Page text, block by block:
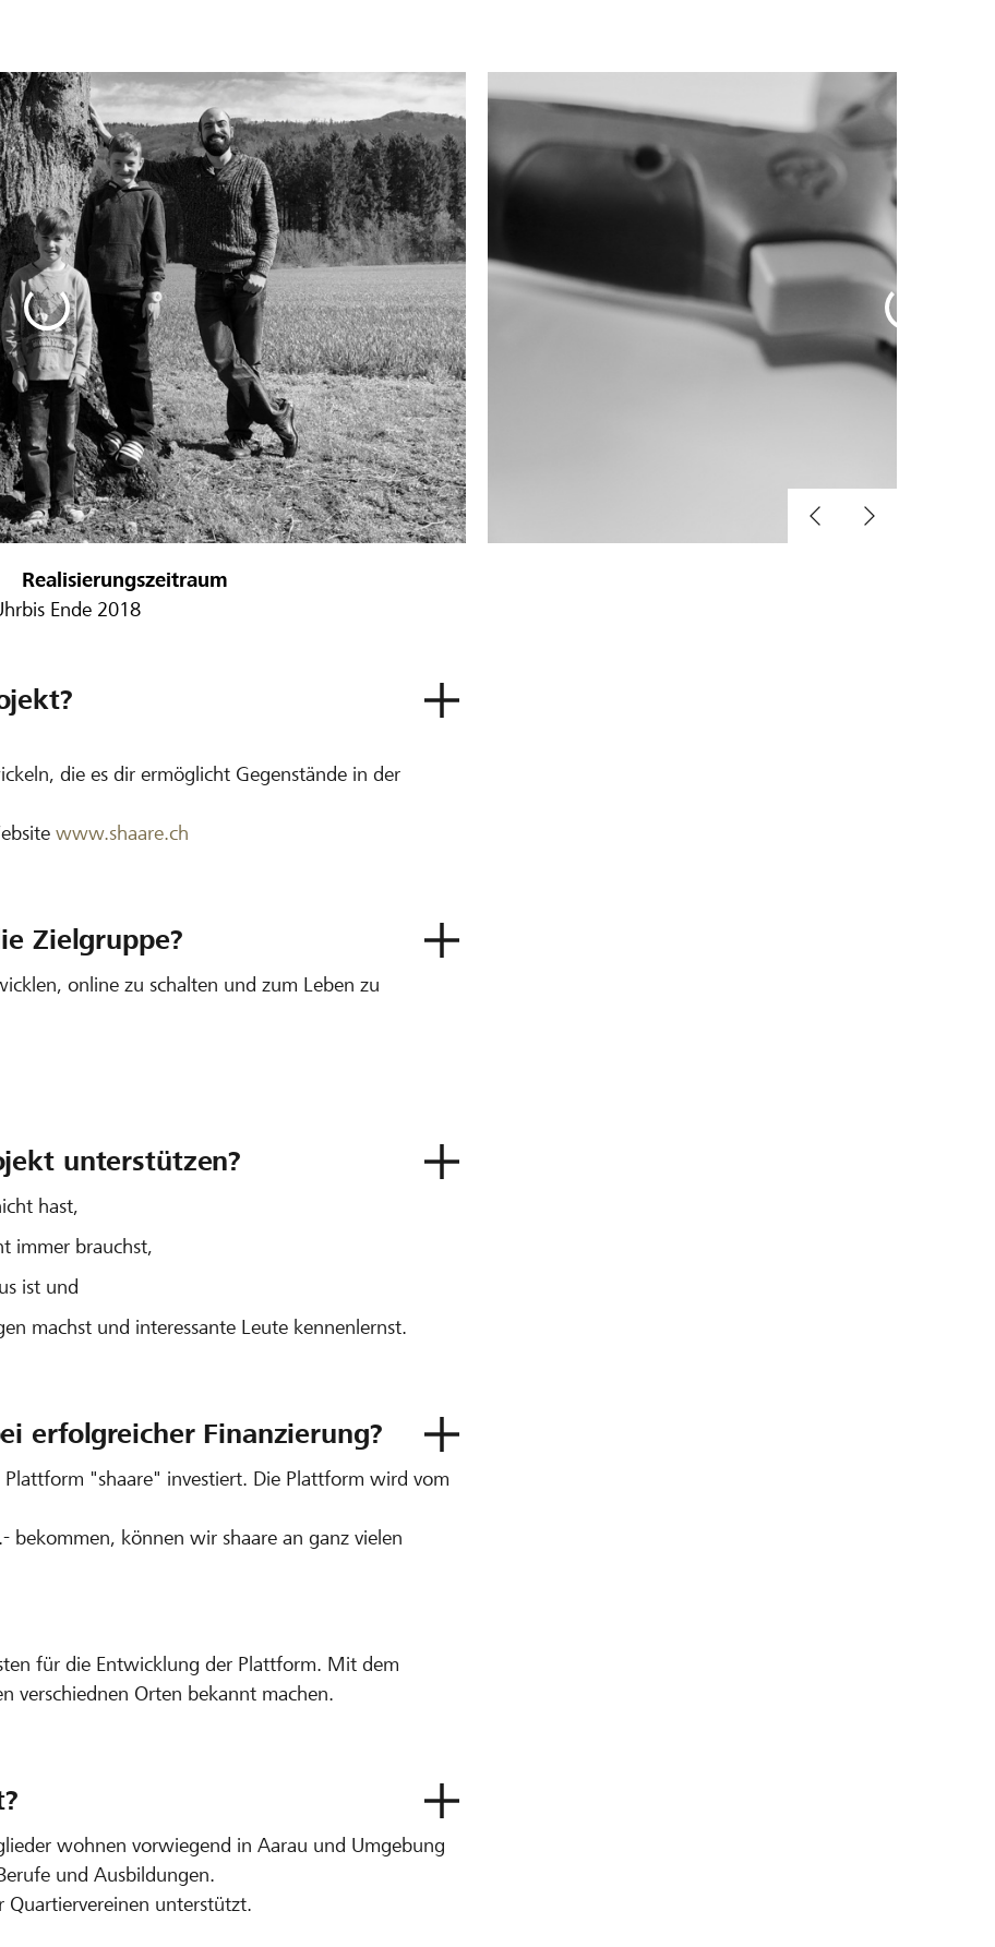
Realisierungszeitraum
bis Ende 2018
die es dir ermöglicht Gegenstände in der
www.shaare.ch
Zielgruppe?
online zu schalten und zum Leben zu
unterstützen?
hast,
immer brauchst,
ist und
machst und interessante Leute kennenlernst.
erfolgreicher Finanzierung?
"shaare" investiert. Die Plattform wird vom
bekommen, können wir shaare an ganz vielen
für die Entwicklung der Plattform. Mit dem
verschiednen Orten bekannt machen.
wohnen vorwiegend in Aarau und Umgebung
und Ausbildungen.
Quartiervereinen unterstützt.